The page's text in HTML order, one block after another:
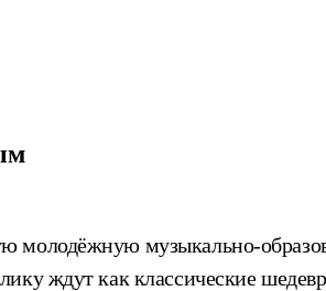
молодёжную музыкально-
ждут как классические